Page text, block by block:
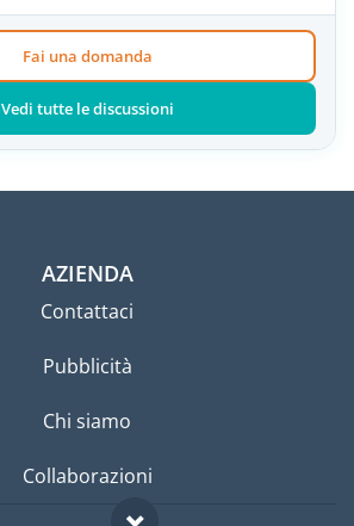
Fai una domanda
Vedi tutte le discussioni
AZIENDA
Contattaci
Pubblicità
Chi siamo
Collaborazioni